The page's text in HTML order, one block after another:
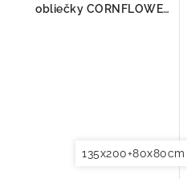
obliečky CORNFLOWER
135x200+80x80cm